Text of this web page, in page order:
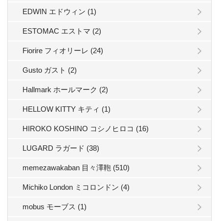
EDWIN エドウィン (1)
ESTOMAC エストマ (2)
Fiorire フィオリーレ (24)
Gusto ガスト (2)
Hallmark ホールマーク (2)
HELLOW KITTY キティ (1)
HIROKO KOSHINO コシノヒロコ (16)
LUGARD ラガード (38)
memezawakaban 目々澤鞄 (510)
Michiko London ミコロンドン (4)
mobus モーブス (1)